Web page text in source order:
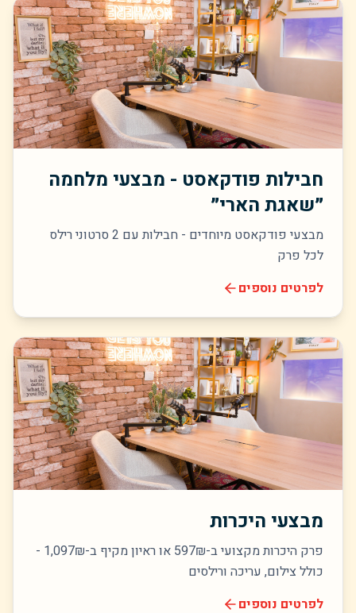
חבילות פודקאסט - מבצעי מלחמה
״שאגת הארי״
מבצעי פודקאסט מיוחדים - חבילות עם 2 סרטוני רילס
לכל פרק
לפרטים נוספים
מבצעי היכרות
פרק היכרות מקצועי ב-597₪ או ראיון מקיף ב-1,097₪ -
כולל צילום, עריכה ורילסים
לפרטים נוספים